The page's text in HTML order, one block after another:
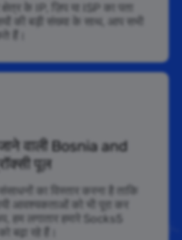
के IP, ज़िप या ISP का पता
की बड़ी संख्या के साथ, आप सभी
हैं।
वाली Bosnia and
पूल
का विस्तार करना है ताकि
आवश्यकताओं को भी पूरा कर
हम लगातार हमारे Socks5
बढ़ा रहे हैं।